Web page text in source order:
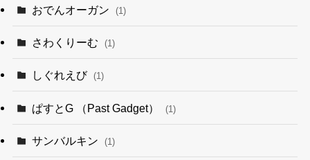
おでんオーガン (1)
さわくりーむ (1)
しぐれえび (1)
ぱすとG （Past Gadget） (1)
サンバルキン (1)